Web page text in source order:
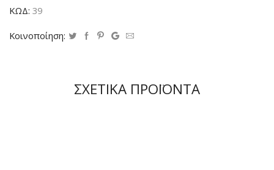
ΚΩΔ: 39
Κοινοποίηση:
ΣΧΕΤΙΚΆ ΠΡΟΪΌΝΤΑ